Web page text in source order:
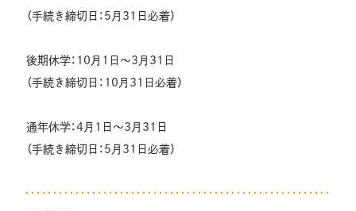
（手続き締切日：5月31日必着）
後期休学：10月1日～3月31日
（手続き締切日：10月31日必着）
通年休学：4月1日～3月31日
（手続き締切日：5月31日必着）